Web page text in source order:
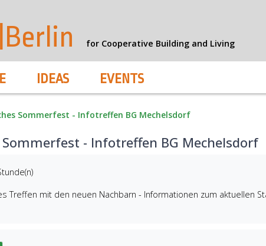
|Berlin for Cooperative Building and Living
IDEAS EVENTS
Sommerfest - Infotreffen BG Mechelsdorf
- Infotreffen BG Mechelsdorf
Treffen mit den neuen Nachbarn - Informationen zum aktuellen